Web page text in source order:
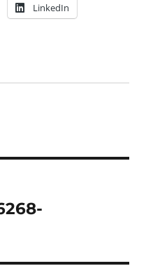
LinkedIn